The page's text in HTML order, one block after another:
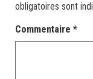
obligatoires sont
Commentaire *